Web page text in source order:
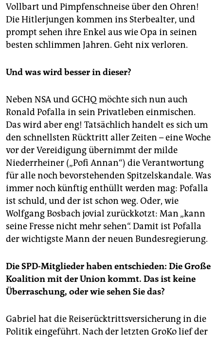
Vollbart und Pimpfenschneise über den Ohren!
Die Hitlerjungen kommen ins Sterbealter, und
prompt sehen ihre Enkel aus wie Opa in seinen
besten schlimmen Jahren. Geht nix verloren.
Und was wird besser in dieser?
Neben NSA und GCHQ möchte sich nun auch
Ronald Pofalla in sein Privatleben einmischen.
Das wird aber eng! Tatsächlich handelt es sich um
den schnellsten Rücktritt aller Zeiten – eine Woche
vor der Vereidigung übernimmt der milde
Niederrheiner („Pofi Annan“) die Verantwortung
für alle noch bevorstehenden Spitzelskandale. Was
immer noch künftig enthüllt werden mag: Pofalla
ist schuld, und der ist schon weg. Oder, wie
Wolfgang Bosbach jovial zurückkotzt: Man „kann
seine Fresse nicht mehr sehen“. Damit ist Pofalla
der wichtigste Mann der neuen Bundesregierung.
Die SPD-Mitglieder haben entschieden: Die Große
Koalition mit der Union kommt. Das ist keine
Überraschung, oder wie sehen Sie das?
Gabriel hat die Reiserücktrittsversicherung in die
Politik eingeführt. Nach der letzten GroKo lief der